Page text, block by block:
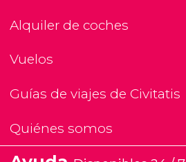
Alquiler de coches
Vuelos
Guías de viajes de Civitatis
Quiénes somos